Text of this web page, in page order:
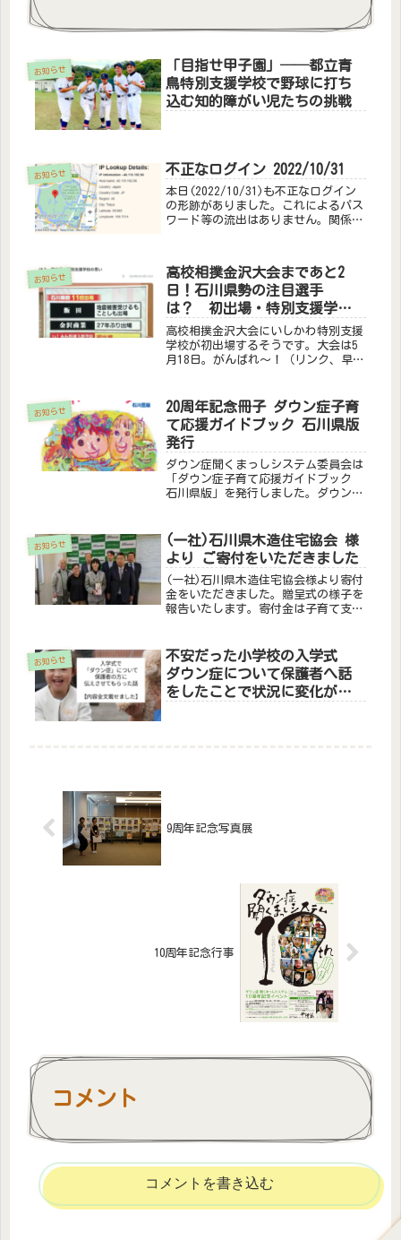
お知らせ
「目指せ甲子園」──都立青
鳥特別支援学校で野球に打ち
込む知的障がい児たちの挑戦
お知らせ 不正なログイン 2022/10/31
本日(2022/10/31)も不正なログイン
の形跡がありました。これによるパス
ワード等の流出はありません。関係者
設定変更しました。不正アクセス情報
日時：2022年10月3...
お知らせ
高校相撲金沢大会まであと2
日！石川県勢の注目選手
は？ 初出場・特別支援学校
の思い
高校相撲金沢大会にいしかわ特別支援
学校が初出場するそうです。大会は5
月18日。がんばれ～！（リンク、早々
お知らせ
20周年記念冊子 ダウン症子育
て応援ガイドブック 石川県版
発行
ダウン症聞くまっしシステム委員会は
「ダウン症子育て応援ガイドブック
石川県版」を発行しました。ダウン症
ブックです。無料配布。デジタル版
(PDF)もありますのでぜひご覧くださ
い。本誌の概要・ダウン症の特徴・医
療面で気を付けるべきこと・様々な支
援に関する情報・誕生から乳幼児期、
小学校就学を中心に就業までの情報・
声・各種情報 (関連書籍、病院一覧、
自治体の窓口情報など)
お知らせ
(一社)石川県木造住宅協会 様
より ご寄付をいただきました
(一社)石川県木造住宅協会様より寄付
金をいただきました。贈呈式の様子を
報告いたします。寄付金は子育て支援
お知らせ
不安だった小学校の入学式
ダウン症について保護者へ話
をしたことで状況に変化が…
9周年記念写真展
10周年記念行事
コメント
コメントを書き込む